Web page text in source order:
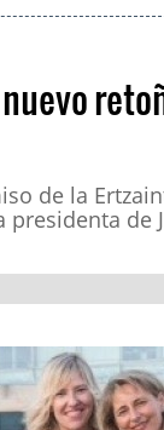
de la
de